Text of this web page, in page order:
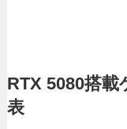
RTX 5080搭
表